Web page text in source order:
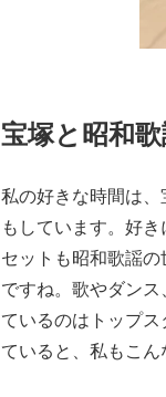
宝塚と昭和
私の好きな時間は
もしています。好
セットも昭和歌謡
ですね。歌やダン
ているのはトップ
ていると、私もこん